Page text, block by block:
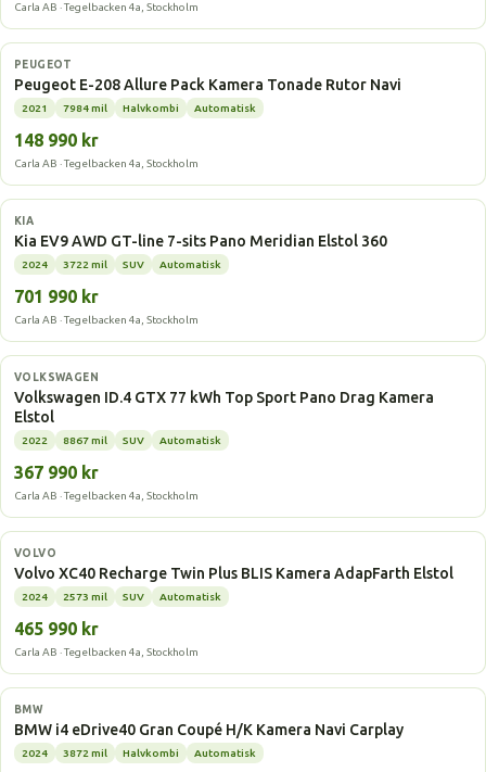
Carla AB · Tegelbacken 4a, Stockholm
Elbil
PEUGEOT
Peugeot E-208 Allure Pack Kamera Tonade Rutor Navi
2021 7984 mil Halvkombi Automatisk
148 990 kr
Carla AB · Tegelbacken 4a, Stockholm
Elbil
KIA
Kia EV9 AWD GT-line 7-sits Pano Meridian Elstol 360
2024 3722 mil SUV Automatisk
701 990 kr
Carla AB · Tegelbacken 4a, Stockholm
Elbil
VOLKSWAGEN
Volkswagen ID.4 GTX 77 kWh Top Sport Pano Drag Kamera
Elstol
2022 8867 mil SUV Automatisk
367 990 kr
Carla AB · Tegelbacken 4a, Stockholm
Elbil
VOLVO
Volvo XC40 Recharge Twin Plus BLIS Kamera AdapFarth Elstol
2024 2573 mil SUV Automatisk
465 990 kr
Carla AB · Tegelbacken 4a, Stockholm
Elbil
BMW
BMW i4 eDrive40 Gran Coupé H/K Kamera Navi Carplay
2024 3872 mil Halvkombi Automatisk